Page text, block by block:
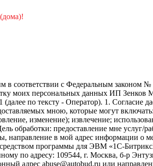
в соответствии с Федеральным законом
моих персональных данных ИП
по тексту - Оператор). 1. Согласие
мною, которые могут
изменение); извлечение;
обработки: предоставление мне
направление в мой адрес информации о
программы для ЭВМ «1С-
по адресу: 109544, г. Москва, б-р
адрес abuse@autobud.ru или